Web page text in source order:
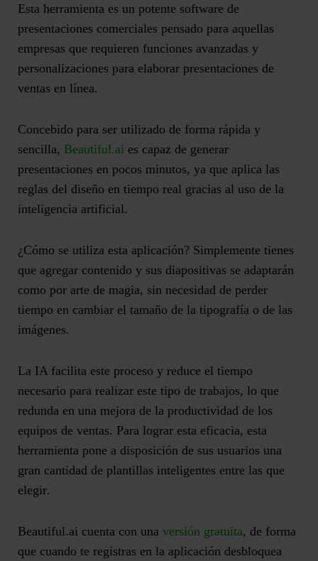
Esta herramienta es un potente software de
presentaciones comerciales pensado para aquellas
empresas que requieren funciones avanzadas y
personalizaciones para elaborar presentaciones de
ventas en línea.
Concebido para ser utilizado de forma rápida y
sencilla, Beautiful.ai es capaz de generar
presentaciones en pocos minutos, ya que aplica las
reglas del diseño en tiempo real gracias al uso de la
inteligencia artificial.
¿Cómo se utiliza esta aplicación? Simplemente tienes
que agregar contenido y sus diapositivas se adaptarán
como por arte de magia, sin necesidad de perder
tiempo en cambiar el tamaño de la tipografía o de las
imágenes.
La IA facilita este proceso y reduce el tiempo
necesario para realizar este tipo de trabajos, lo que
redunda en una mejora de la productividad de los
equipos de ventas. Para lograr esta eficacia, esta
herramienta pone a disposición de sus usuarios una
gran cantidad de plantillas inteligentes entre las que
elegir.
Beautiful.ai cuenta con una versión gratuita, de forma
que cuando te registras en la aplicación desbloquea